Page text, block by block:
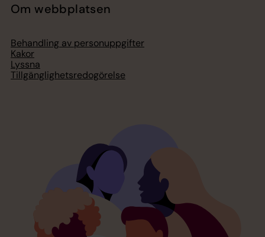
Om webbplatsen
Behandling av personuppgifter
Kakor
Lyssna
Tillgänglighetsredogörelse